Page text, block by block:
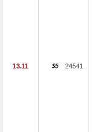
13.11 24541